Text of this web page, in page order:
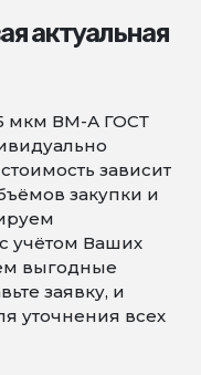
актуальная
мкм ВМ-А ГОСТ
зависит
закупки и
учётом Ваших
выгодные
заявку, и
уточнения всех